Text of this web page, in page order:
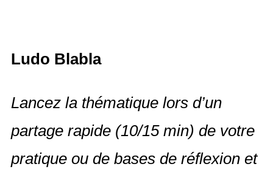
Ludo Blabla
Lancez la thématique lors d’un
partage rapide (10/15 min) de votre
pratique ou de bases de réflexion et